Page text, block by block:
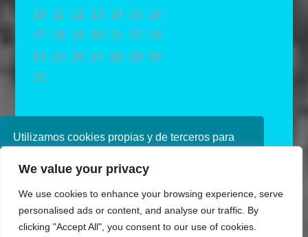
Utilizamos cookies propias y de terceros para
navegando, consideramos que acepta su uso.
política de cookies consulte nuestra
Política de
privacidad
We value your privacy
We use cookies to enhance your browsing experience, serve
personalised ads or content, and analyse our traffic. By
clicking "Accept All", you consent to our use of cookies.
10
11 12 13 14 15
16
17
18 19 20 21 22
23
24
25 26 27 28 29 30
31